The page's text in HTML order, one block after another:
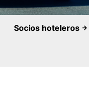
Socios hoteleros